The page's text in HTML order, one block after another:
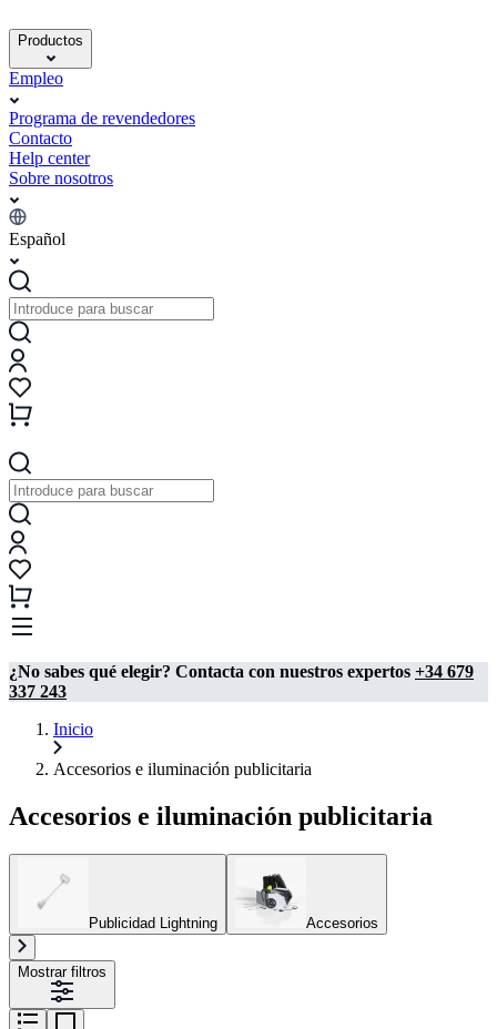
Productos
Empleo
Programa de revendedores
Contacto
Help center
Sobre nosotros
Español
¿No sabes qué elegir? Contacta con nuestros expertos +34 679
337 243
Inicio
Accesorios e iluminación publicitaria
Accesorios e iluminación publicitaria
Publicidad Lightning Accesorios
Mostrar filtros